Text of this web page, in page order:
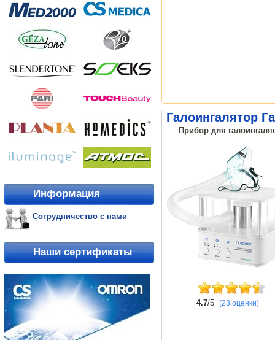
Информация
Сотрудничество с нами
Наши сертификаты
Галоингалятор
Прибор для
4.7/5 (23 оценки)